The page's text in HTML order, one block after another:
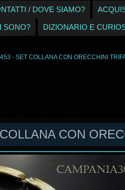
/ DOVE SIAMO?
SONO? DIZIONARIO E
- SET COLLANA CON ORECCHINI
CON